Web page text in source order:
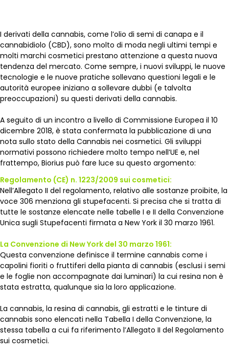
I derivati della cannabis, come l’olio di semi di canapa e il
cannabidiolo (CBD), sono molto di moda negli ultimi tempi e
molti marchi cosmetici prestano attenzione a questa nuova
tendenza del mercato. Come sempre, i nuovi sviluppi, le nuove
tecnologie e le nuove pratiche sollevano questioni legali e le
autorità europee iniziano a sollevare dubbi (e talvolta
preoccupazioni) su questi derivati della cannabis.
A seguito di un incontro a livello di Commissione Europea il 10
dicembre 2018, è stata confermata la pubblicazione di una
nota sullo stato della Cannabis nei cosmetici. Gli sviluppi
normativi possono richiedere molto tempo nell’UE e, nel
frattempo, Biorius può fare luce su questo argomento:
Regolamento (CE) n. 1223/2009 sui cosmetici:
Nell’Allegato II del regolamento, relativo alle sostanze proibite, la
voce 306 menziona gli stupefacenti. Si precisa che si tratta di
tutte le sostanze elencate nelle tabelle I e II della Convenzione
Unica sugli Stupefacenti firmata a New York il 30 marzo 1961.
La Convenzione di New York del 30 marzo 1961:
Questa convenzione definisce il termine cannabis come i
capolini fioriti o fruttiferi della pianta di cannabis (esclusi i semi
e le foglie non accompagnate dai luminari) la cui resina non è
stata estratta, qualunque sia la loro applicazione.
La cannabis, la resina di cannabis, gli estratti e le tinture di
cannabis sono elencati nella Tabella I della Convenzione, la
stessa tabella a cui fa riferimento l’Allegato II del Regolamento
sui cosmetici.